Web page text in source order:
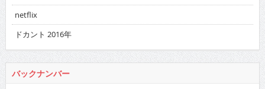
netflix
ドカント 2016年
バックナンバー